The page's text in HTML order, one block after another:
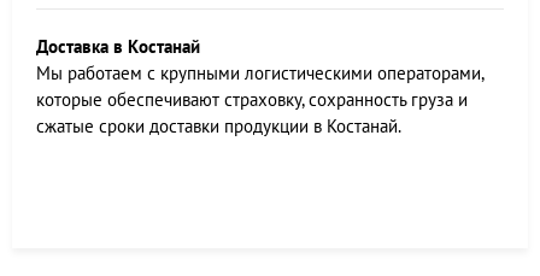
Доставка в Костанай
Мы работаем c крупными логистическими операторами,
которые обеспечивают страховку, сохранность груза и
сжатые сроки доставки продукции в Костанай.